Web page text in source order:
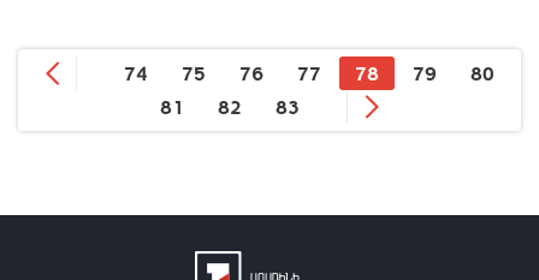
74 75 76 77 78 79
80
81
82 83